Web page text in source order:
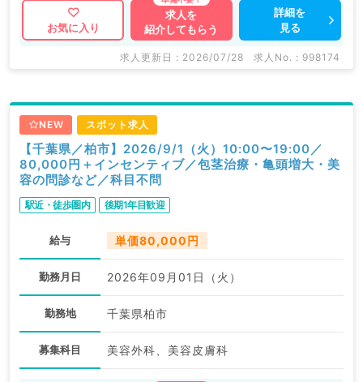
お気に入り
求人を
紹介してもらう
詳細を
見る
求人更新日 : 2026/07/28 求人No. : 998174
NEW スポット求人
【千葉県／柏市】2026/9/1（火）10:00〜19:00／
80,000円＋インセンティブ／包茎治療・亀頭増大・美
容の問診など／科目不問
駅近・徒歩圏内 後期1年目歓迎
給与 単価80,000円
勤務月日 2026年09月01日（火）
勤務地 千葉県柏市
募集科目 美容外科、美容皮膚科